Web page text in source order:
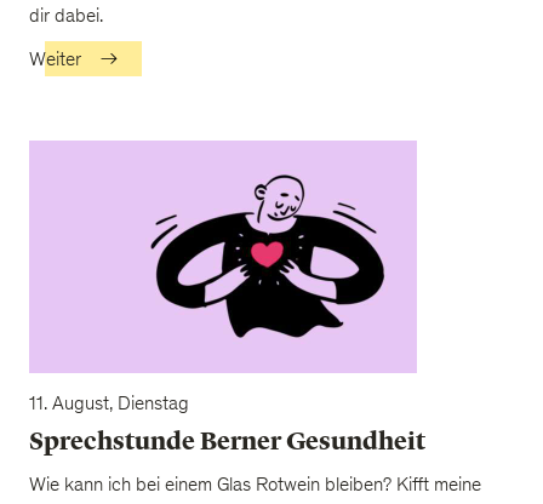
dir dabei.
Weiter
11. August, Dienstag
Sprechstunde Berner Gesundheit
Wie kann ich bei einem Glas Rotwein bleiben? Kifft meine